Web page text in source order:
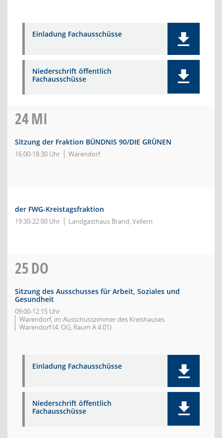
Einladung Fachausschüsse
Niederschrift öffentlich
Fachausschüsse
24MI
Sitzung der Fraktion BÜNDNIS 90/DIE GRÜNEN
16:00-18:30 Uhr Warendorf
der FWG-Kreistagsfraktion
19:30-22:00 Uhr Landgasthaus Brand, Vellern
25DO
Sitzung des Ausschusses für Arbeit, Soziales und
Gesundheit
09:00-12:15 Uhr
Warendorf, im Ausschusszimmer des Kreishauses
Warendorf (4. OG, Raum A 4.01)
Einladung Fachausschüsse
Niederschrift öffentlich
Fachausschüsse